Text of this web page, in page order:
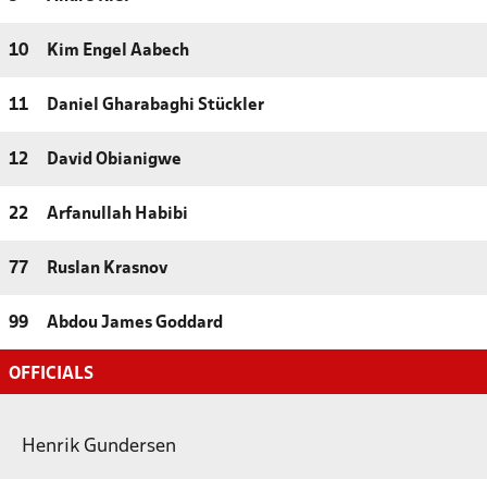
10 Kim Engel Aabech
11 Daniel Gharabaghi Stückler
12 David Obianigwe
22 Arfanullah Habibi
77 Ruslan Krasnov
99 Abdou James Goddard
OFFICIALS
Henrik Gundersen